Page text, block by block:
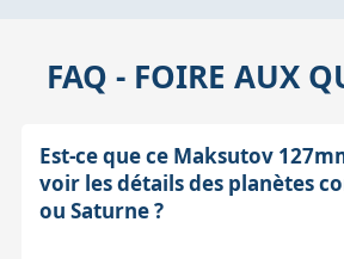
FAQ - FOIRE AUX
Est-ce que ce Maksutov
voir les détails des planètes
ou Saturne ?